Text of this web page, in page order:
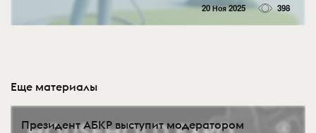
20 Ноя 2025 398
Еще материалы
Президент АБКР выступит модератором